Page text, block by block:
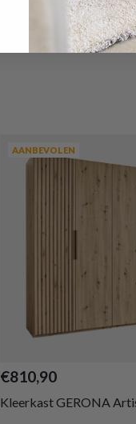
AANBEVOLEN
€810,90
Kleerkast GERONA